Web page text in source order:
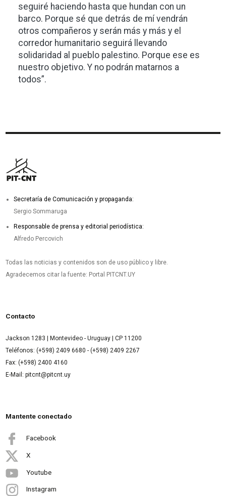
seguiré haciendo hasta que hundan con un
barco. Porque sé que detrás de mí vendrán
otros compañeros y serán más y más y el
corredor humanitario seguirá llevando
solidaridad al pueblo palestino. Porque ese es
nuestro objetivo. Y no podrán matarnos a
todos”.
Secretaría de Comunicación y propaganda:
Sergio Sommaruga
Responsable de prensa y editorial periodística:
Alfredo Percovich
Todas las noticias y contenidos son de uso público y libre.
Agradecemos citar la fuente: Portal PITCNT.UY
Contacto
Jackson 1283 | Montevideo - Uruguay | CP 11200
Teléfonos: (+598) 2409 6680 - (+598) 2409 2267
Fax: (+598) 2400 4160
E-Mail: pitcnt@pitcnt.uy
Mantente conectado
Facebook
X
Youtube
Instagram